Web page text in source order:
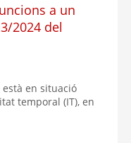
a un
2024 del
en situació
temporal (IT), en